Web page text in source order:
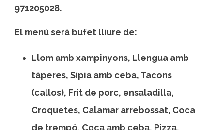
971205028.
El menú serà bufet lliure de:
Llom amb xampinyons, Llengua amb
tàperes, Sípia amb ceba, Tacons
(callos), Frit de porc, ensaladilla,
Croquetes, Calamar arrebossat, Coca
de trempó, Coca amb ceba, Pizza,